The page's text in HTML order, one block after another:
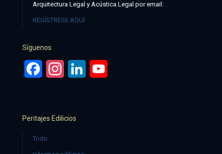
Arquitectura Legal y Acústica Legal por email:
REGÍSTRESE AQUÍ
Síguenos
FacebookInstagramLinkedIn
Peritajes Edilicios
Todo